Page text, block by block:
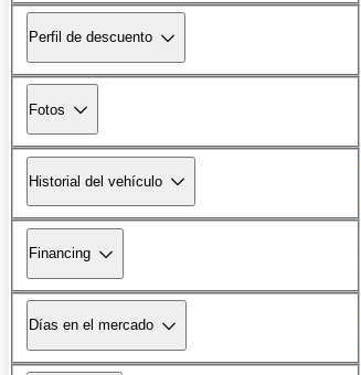
Perfil de descuento
Fotos
Historial del vehículo
Financing
Días en el mercado